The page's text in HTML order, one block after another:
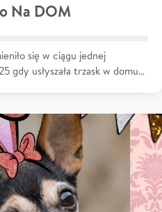
Na DOM
się w ciągu jednej
gdy usłyszała trzask w domu…